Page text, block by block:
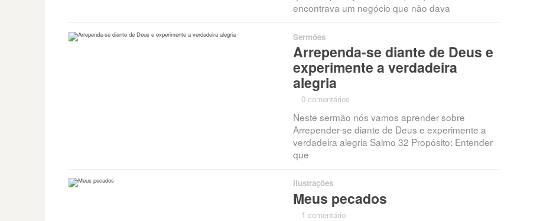
encontrava um negócio que não dava
Sermões
Arrependa-se diante de Deus e
experimente a verdadeira
alegria
0 comentários
Neste sermão nós vamos aprender sobre
Arrepender-se diante de Deus e experimente a
verdadeira alegria Salmo 32 Propósito: Entender
que
Ilustrações
Meus pecados
1 comentário